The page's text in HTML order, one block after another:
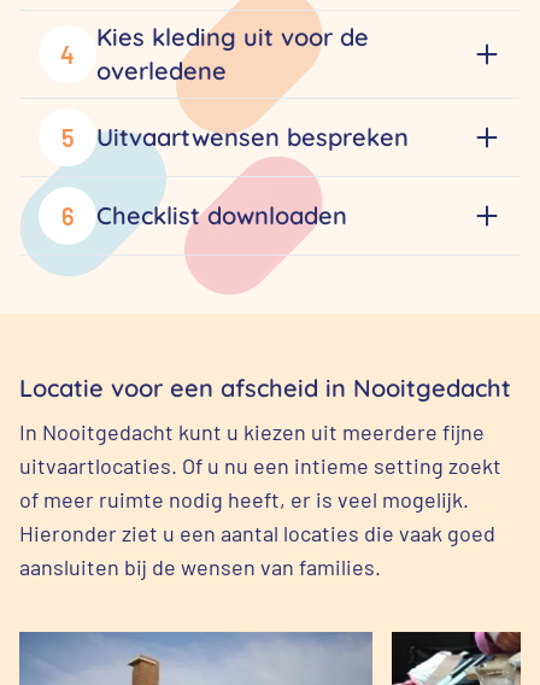
4
Kies kleding uit voor de
overledene
5 Uitvaartwensen bespreken
6 Checklist downloaden
Locatie voor een afscheid in Nooitgedacht
In Nooitgedacht kunt u kiezen uit meerdere fijne
uitvaartlocaties. Of u nu een intieme setting zoekt
of meer ruimte nodig heeft, er is veel mogelijk.
Hieronder ziet u een aantal locaties die vaak goed
aansluiten bij de wensen van families.